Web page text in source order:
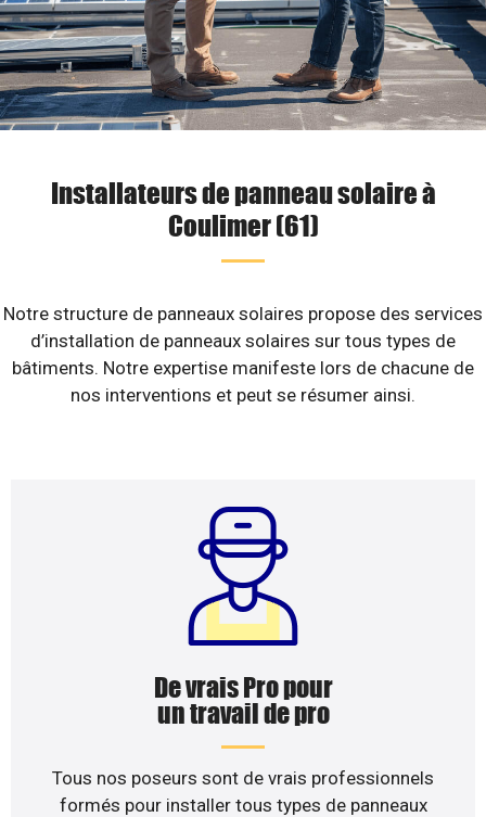
Installateurs de panneau solaire à
Coulimer (61)
Notre structure de panneaux solaires propose des services
d’installation de panneaux solaires sur tous types de
bâtiments. Notre expertise manifeste lors de chacune de
nos interventions et peut se résumer ainsi.
De vrais Pro pour
un travail de pro
Tous nos poseurs sont de vrais professionnels
formés pour installer tous types de panneaux